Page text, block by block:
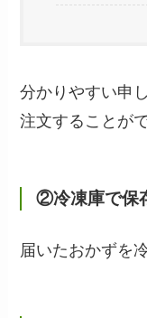
分かりやすい申
注文することが
②冷凍庫で保
届いたおかずを